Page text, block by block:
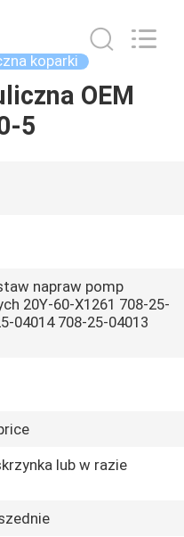
koparki
OEM
5
napraw pomp
20Y-60-X1261 708-25-
04014 708-25-04013
lub w razie